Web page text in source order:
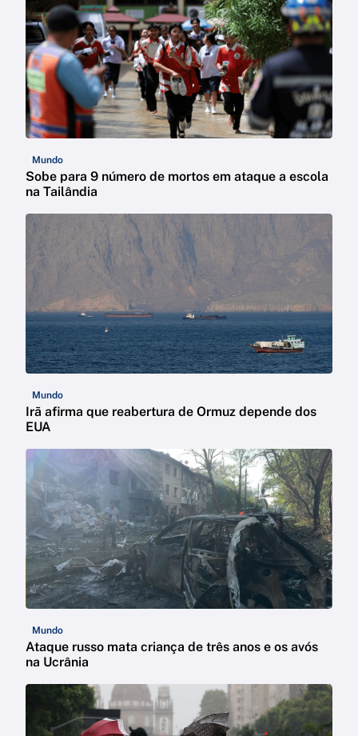
Mundo
Sobe para 9 número de mortos em ataque a escola
na Tailândia
Mundo
Irã afirma que reabertura de Ormuz depende dos
EUA
Mundo
Ataque russo mata criança de três anos e os avós
na Ucrânia